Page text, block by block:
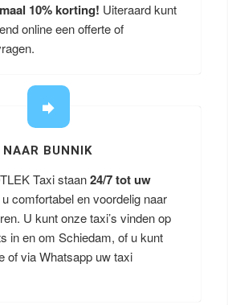
10% korting! Uiteraard kunt
online een offerte of
NAAR BUNNIK
Taxi staan24/7 tot uw
comfortabel en voordelig naar
U kunt onze taxi’s vinden op
in en om Schiedam, of u kunt
of via Whatsapp uw taxi